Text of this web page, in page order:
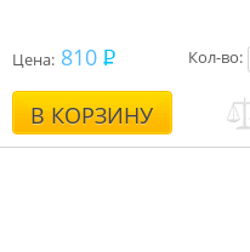
Цена: 810
В КОРЗИНУ
Кол-во: